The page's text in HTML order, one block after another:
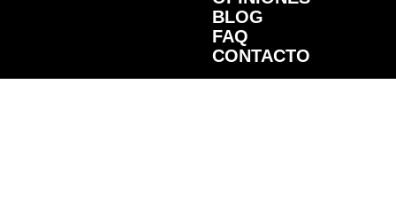
BLOG
FAQ
CONTACTO